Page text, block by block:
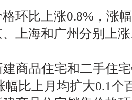
环比上涨0.8%，涨
上海和广州分别上
商品住宅和二手住
幅比上月均扩大0.1个